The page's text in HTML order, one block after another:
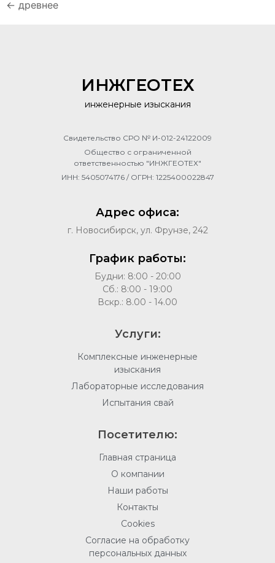
← древнее
ИНЖГЕОТЕХ
инженерные изыскания
Свидетельство СРО № И-012-24122009
Общество с ограниченной
ответственностью "ИНЖГЕОТЕХ"
ИНН: 5405074176 / ОГРН: 1225400022847
Адрес офиса:
г. Новосибирск, ул. Фрунзе, 242
График работы:
Будни: 8:00 - 20:00
Сб.: 8:00 - 19:00
Вскр.: 8.00 - 14.00
Услуги:
Комплексные инженерные
изыскания
Лабораторные исследования
Испытания свай
Посетителю:
Главная страница
О компании
Наши работы
Контакты
Cookies
Согласие на обработку
персональных данных